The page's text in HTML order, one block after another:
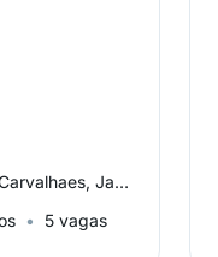
Rua Doutor Sylvio Carvalhaes, Jardim Novo Campos Elíseos
5 vagas